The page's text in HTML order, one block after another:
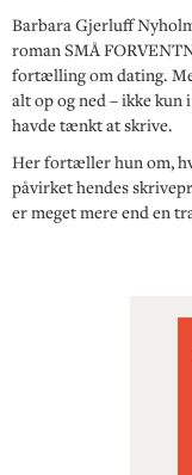
Barbara Gjerluff
roman SMÅ
fortælling om dating.
alt op og ned – ikke kun
havde tænkt at skrive.
Her fortæller hun om,
påvirket hendes
er meget mere end en